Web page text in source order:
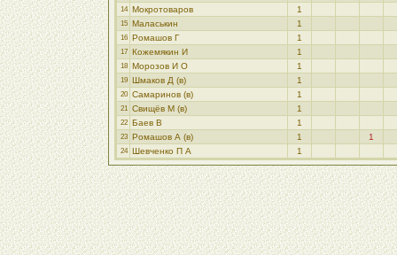
14 Мокротоваров 1
15 Маласькин 1
16 Ромашов Г 1
17 Кожемякин И 1
18 Морозов И О 1
19 Шмаков Д (в) 1
20 Самаринов (в) 1
21 Свищёв М (в) 1
22 Баев В 1
23 Ромашов А (в) 1 1
24 Шевченко П А 1